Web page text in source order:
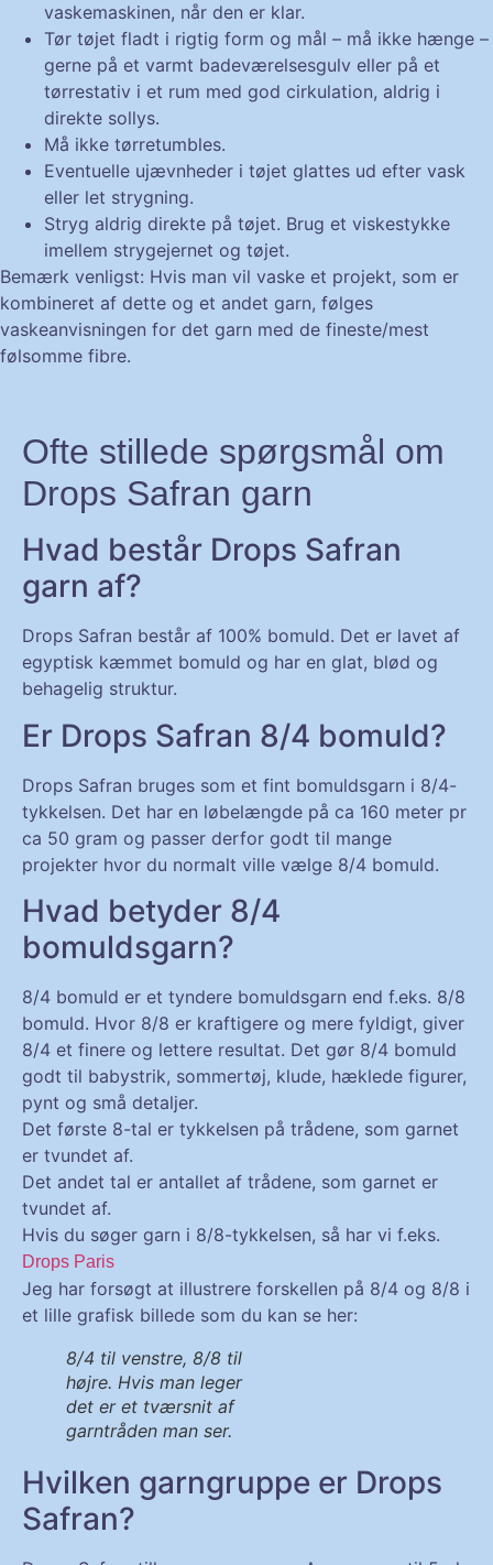
vaskemaskinen, når den er klar.
Tør tøjet fladt i rigtig form og mål – må ikke hænge –
gerne på et varmt badeværelsesgulv eller på et
tørrestativ i et rum med god cirkulation, aldrig i
direkte sollys.
Må ikke tørretumbles.
Eventuelle ujævnheder i tøjet glattes ud efter vask
eller let strygning.
Stryg aldrig direkte på tøjet. Brug et viskestykke
imellem strygejernet og tøjet.
Bemærk venligst: Hvis man vil vaske et projekt, som er
kombineret af dette og et andet garn, følges
vaskeanvisningen for det garn med de fineste/mest
følsomme fibre.
Ofte stillede spørgsmål om
Drops Safran garn
Hvad består Drops Safran
garn af?
Drops Safran består af 100% bomuld. Det er lavet af
egyptisk kæmmet bomuld og har en glat, blød og
behagelig struktur.
Er Drops Safran 8/4 bomuld?
Drops Safran bruges som et fint bomuldsgarn i 8/4-
tykkelsen. Det har en løbelængde på ca 160 meter pr
ca 50 gram og passer derfor godt til mange
projekter hvor du normalt ville vælge 8/4 bomuld.
Hvad betyder 8/4
bomuldsgarn?
8/4 bomuld er et tyndere bomuldsgarn end f.eks. 8/8
bomuld. Hvor 8/8 er kraftigere og mere fyldigt, giver
8/4 et finere og lettere resultat. Det gør 8/4 bomuld
godt til babystrik, sommertøj, klude, hæklede figurer,
pynt og små detaljer.
Det første 8-tal er tykkelsen på trådene, som garnet
er tvundet af.
Det andet tal er antallet af trådene, som garnet er
tvundet af.
Hvis du søger garn i 8/8-tykkelsen, så har vi f.eks.
Drops Paris
Jeg har forsøgt at illustrere forskellen på 8/4 og 8/8 i
et lille grafisk billede som du kan se her:
8/4 til venstre, 8/8 til
højre. Hvis man leger
det er et tværsnit af
garntråden man ser.
Hvilken garngruppe er Drops
Safran?